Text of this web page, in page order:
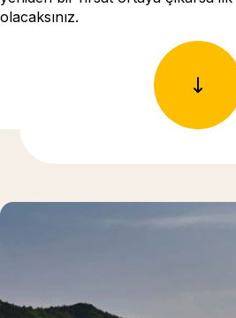
olacaksınız.